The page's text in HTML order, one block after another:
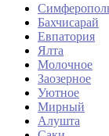
Бахчисарай
Евпатория
Ялта
Молочное
Заозерное
Уютное
Мирный
Алушта